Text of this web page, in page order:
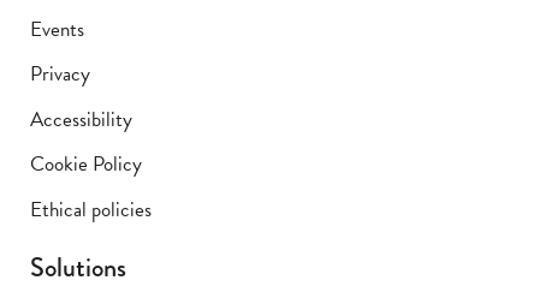
Events
Privacy
Accessibility
Cookie Policy
Ethical policies
Solutions